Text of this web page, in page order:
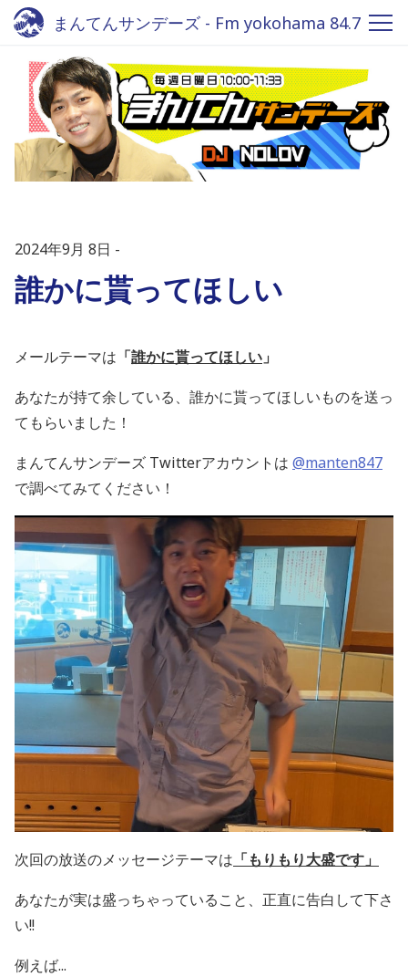
まんてんサンデーズ - Fm yokohama 84.7
2024年9月 8日
誰かに貰ってほしい
メールテーマは 「誰かに貰ってほしい 」
あなたが持て余している、誰かに貰ってほしいものを送っ
てもらいました！
まんてんサンデーズ Twitterアカウントは @manten847
で調べてみてください！
次回の放送のメッセージテーマは 「もりもり大盛です」
あなたが実は盛っちゃっていること、正直に告白して下さ
い!!
例えば...